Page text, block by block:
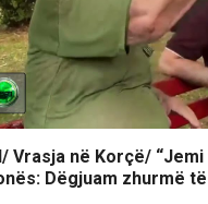
Vrasja në Korçë/
Dëgjuam zhurmë